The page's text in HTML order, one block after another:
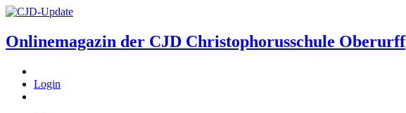
Onlinemagazin der CJD Christophorusschule Oberurff
Login